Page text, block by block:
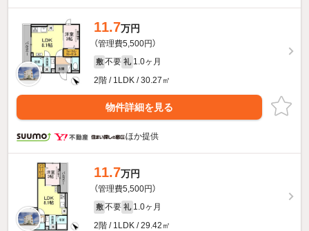
11.7万円
（管理費5,500円）
敷 不要 礼 1.0ヶ月
2階 / 1LDK / 30.27㎡
物件詳細を見る
ほか提供
11.7万円
（管理費5,500円）
敷 不要 礼 1.0ヶ月
2階 / 1LDK / 29.42㎡